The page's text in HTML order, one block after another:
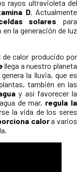
rayos ultravioleta del
D. Actualmente
solares para
la generación de luz
calor producido por
llega a nuestro planeta
la lluvia, que es
también en las
y así favorecer la
de mar, regula la
la vida de los seres
calora varios